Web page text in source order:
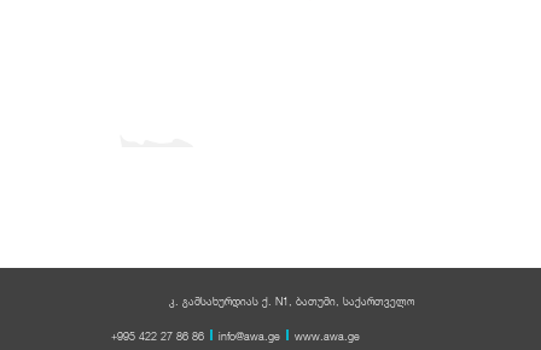
კ. გამსახურდიას ქ. N1, ბათუმი, საქართველო
+995 422 27 86 86
info@awa.ge www.awa.ge